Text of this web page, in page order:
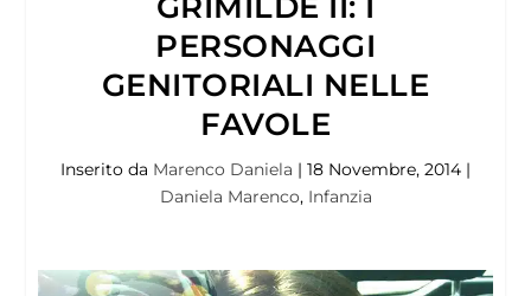
PERSONAGGI
GENITORIALI NELLE
FAVOLE
Inserito da Marenco Daniela | 18 Novembre, 2014 |
Daniela Marenco, Infanzia